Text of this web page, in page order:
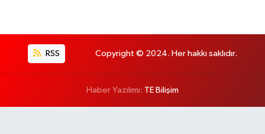
RSS Copyright © 2024. Her hakkı saklıdır.
Haber Yazılımı: TE Bilişim